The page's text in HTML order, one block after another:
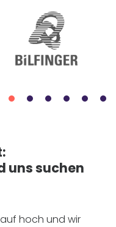
uns suchen
hoch und wir